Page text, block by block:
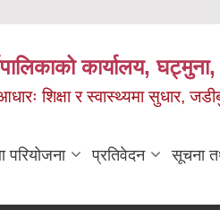
कार्यालय,
शिक्षा र स्वास्थ्यमा सुधार,
परियोजना प्रतिवेदन सूचना